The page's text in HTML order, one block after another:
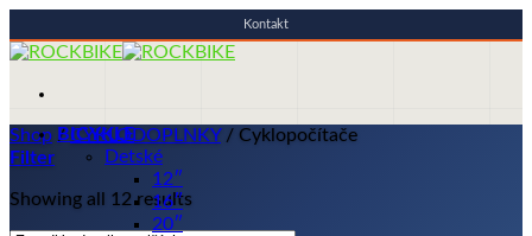
Kontakt
Skip
content
BICYKLE
Detské
12″
16″
20″
Shop / CYKLODOPLNKY / Cyklopočítače
Filter
Showing all 12 results